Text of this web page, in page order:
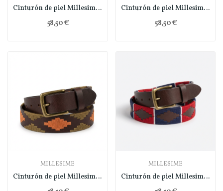
Cinturón de piel Millesime - verde
58,50 €
Cinturón de piel Millesime - amarillo
58,50 €
MILLESIME
Cinturón de piel Millesime - naranja
MILLESIME
Cinturón de piel Millesime - rojo